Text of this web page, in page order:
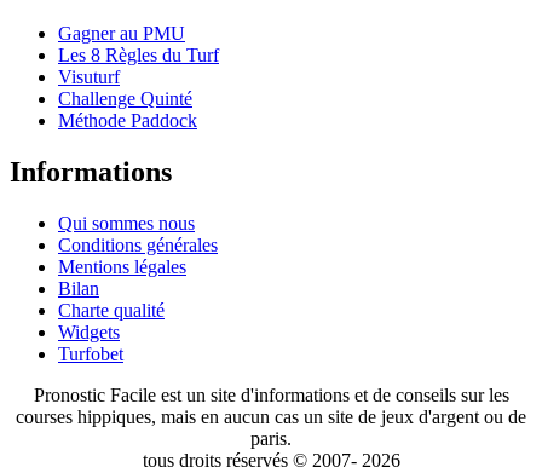
Gagner au PMU
Les 8 Règles du Turf
Visuturf
Challenge Quinté
Méthode Paddock
Informations
Qui sommes nous
Conditions générales
Mentions légales
Bilan
Charte qualité
Widgets
Turfobet
Pronostic Facile est un site d'informations et de conseils sur les
courses hippiques, mais en aucun cas un site de jeux d'argent ou de
paris.
tous droits réservés © 2007- 2026